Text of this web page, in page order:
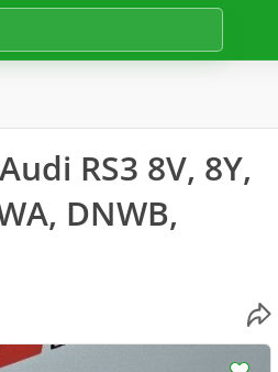
RS3 8V, 8Y,
DNWB,